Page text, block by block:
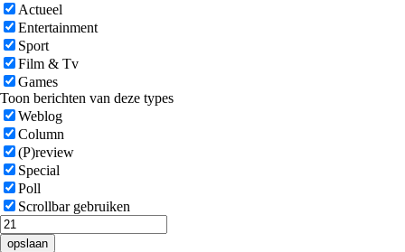
Actueel
Entertainment
Sport
Film & Tv
Games
Toon berichten van deze types
Weblog
Column
(P)review
Special
Poll
Scrollbar gebruiken
opslaan